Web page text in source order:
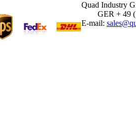
Quad Industry
GER + 49
E-mail: